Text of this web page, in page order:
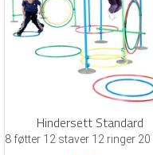
Hindersett Standard